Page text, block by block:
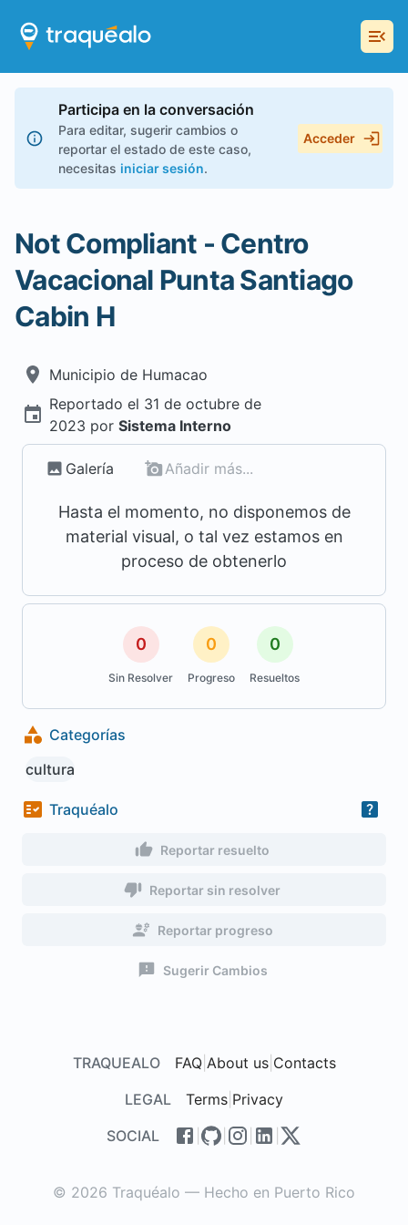
Participa en la conversación
Para editar, sugerir cambios o
reportar el estado de este caso,
necesitas iniciar sesión.
Acceder
Not Compliant - Centro
Vacacional Punta Santiago
Cabin H
Municipio de Humacao
Reportado el 31 de octubre de
2023 por Sistema Interno
Galería Añadir más...
Hasta el momento, no disponemos de
material visual, o tal vez estamos en
proceso de obtenerlo
0
Sin Resolver
0
Progreso
0
Resueltos
Categorías
cultura
Traquéalo
Reportar resuelto
Reportar sin resolver
Reportar progreso
Sugerir Cambios
TRAQUEALO FAQ| About us| Contacts
LEGAL
Terms Privacy
SOCIAL
© 2026 Traquéalo — Hecho en Puerto Rico